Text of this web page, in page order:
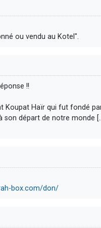
ou vendu au Kotel".
!!
Haïr qui fut fondé
son départ de notre monde
box.com/don/